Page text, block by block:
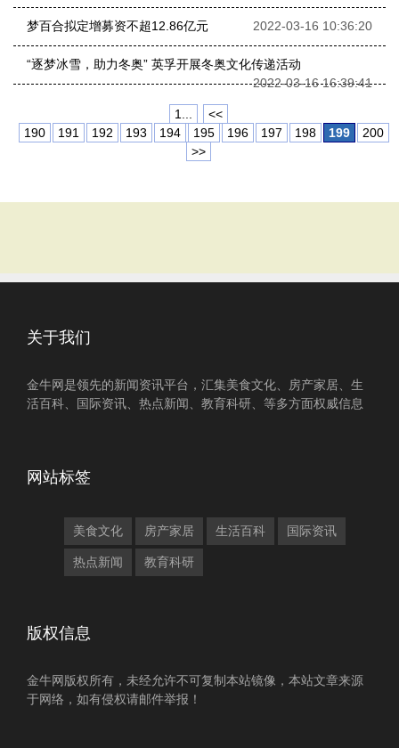
梦百合拟定增募资不超12.86亿元 2022-03-16 10:36:20
“逐梦冰雪，助力冬奥” 英孚开展冬奥文化传递活动
2022-03-16 16:39:41
1...
<<
190
191 192 193 194 195 196 197 198 199
200
>>
关于我们
金牛网是领先的新闻资讯平台，汇集美食文化、房产家居、生
活百科、国际资讯、热点新闻、教育科研、等多方面权威信息
网站标签
美食文化 房产家居 生活百科 国际资讯
热点新闻 教育科研
版权信息
金牛网版权所有，未经允许不可复制本站镜像，本站文章来源
于网络，如有侵权请邮件举报！